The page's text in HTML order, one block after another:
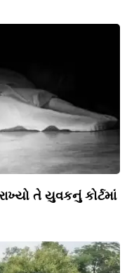
તે યુવકનું કોર્ટમાં